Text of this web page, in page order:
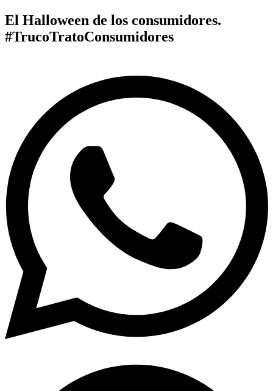
El Halloween de los consumidores.
#TrucoTratoConsumidores